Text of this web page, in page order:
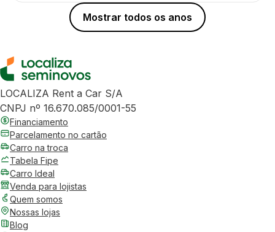
Mostrar todos os anos
LOCALIZA Rent a Car S/A
CNPJ nº 16.670.085/0001-55
Financiamento
Parcelamento no cartão
Carro na troca
Tabela Fipe
Carro Ideal
Venda para lojistas
Quem somos
Nossas lojas
Blog